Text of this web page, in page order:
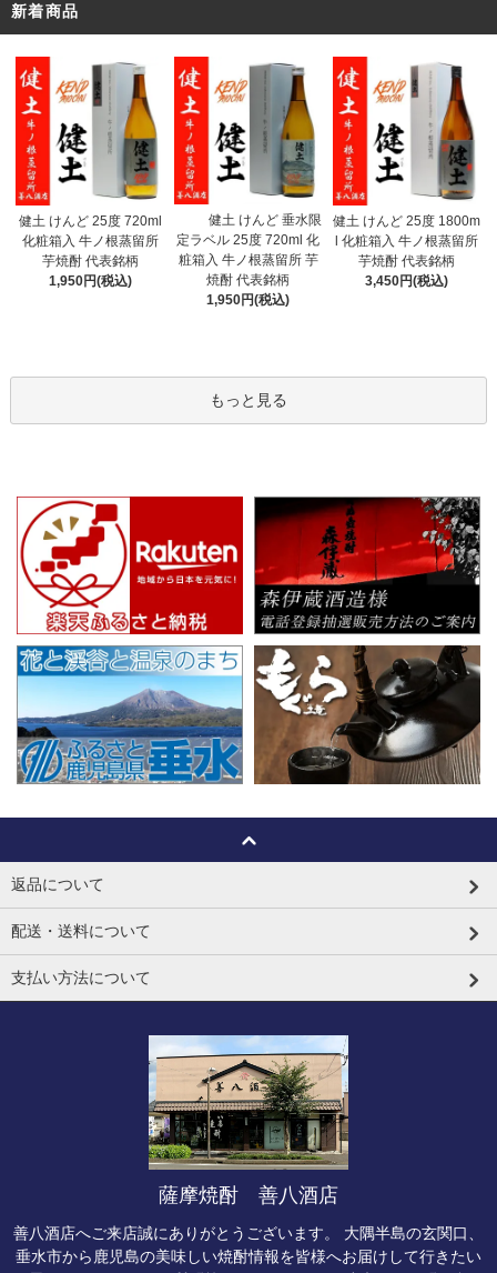
新着商品
健土 けんど 25度 720ml
化粧箱入 牛ノ根蒸留所
芋焼酎 代表銘柄
1,950円(税込)
健土 けんど 垂水限
定ラベル 25度 720ml 化
粧箱入 牛ノ根蒸留所 芋
焼酎 代表銘柄
1,950円(税込)
健土 けんど 25度 1800m
l 化粧箱入 牛ノ根蒸留所
芋焼酎 代表銘柄
3,450円(税込)
もっと見る
返品について
配送・送料について
支払い方法について
薩摩焼酎 善八酒店
善八酒店へご来店誠にありがとうございます。 大隅半島の玄関口、
垂水市から鹿児島の美味しい焼酎情報を皆様へお届けして行きたい